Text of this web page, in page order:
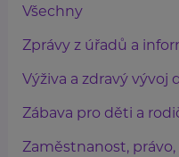
Všechny
Zprávy z úřadů a
Výživa a zdravý vývoj
Zábava pro děti a
Zaměstnanost,